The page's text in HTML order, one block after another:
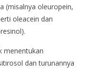
(misalnya oleuropein,
oleacein dan
menentukan
dan turunannya